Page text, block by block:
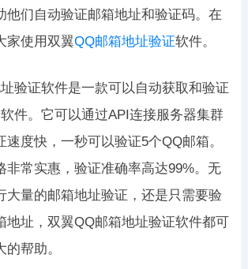
他们自动验证邮箱地址和验证码。在
家使用双翼QQ邮箱地址验证软件。
验证软件是一款可以自动获取和验证
件。它可以通过API连接服务器集群
速度快，一秒可以验证5个QQ邮箱。
非常实惠，验证准确率高达99%。无
大量的邮箱地址验证，还是只需要验
地址，双翼QQ邮箱地址验证软件都可
帮助。